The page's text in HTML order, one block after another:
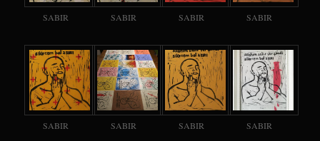
SABIR SABIR SABIR SABIR
SABIR SABIR SABIR SABIR